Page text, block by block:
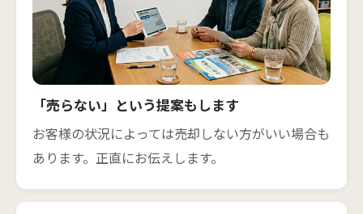
「売らない」という提案もします
お客様の状況によっては売却しない方がいい場合も
あります。正直にお伝えします。